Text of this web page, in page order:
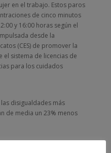
en el trabajo. Estos paros
de cinco minutos
y 16:00 horas según el
desde la
(CES) de promover la
sistema de licencias de
para los cuidados
disigualdades más
de media un 23% menos